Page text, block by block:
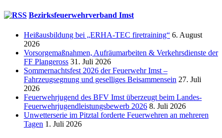
Bezirksfeuerwehrverband Imst
Heißausbildung bei „ERHA-TEC firetraining“ 6. August
2026
Vorsorgemaßnahmen, Aufräumarbeiten & Verkehrsdienste der
FF Plangeross 31. Juli 2026
Sommernachtsfest 2026 der Feuerwehr Imst –
Fahrzeugsegnung und geselliges Beisammensein 27. Juli
2026
Feuerwehrjugend des BFV Imst überzeugt beim Landes-
Feuerwehrjugendleistungsbewerb 2026 8. Juli 2026
Unwetterserie im Pitztal forderte Feuerwehren an mehreren
Tagen 1. Juli 2026